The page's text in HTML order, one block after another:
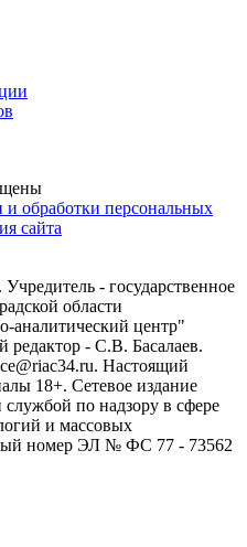
обработки персональных
сайта
- государственное
области
аналитический центр"
- С.В. Басалаев.
Настоящий
18+. Сетевое издание
службой по надзору в сфере
и массовых
номер ЭЛ № ФС 77 - 73562